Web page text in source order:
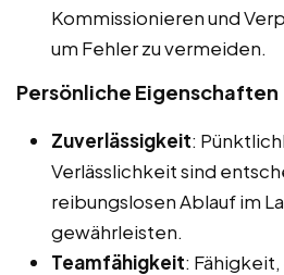
Kommissionieren und
um Fehler zu vermeiden.
Persönliche Eigenschaften
Zuverlässigkeit:
Verlässlichkeit sind
reibungslosen Ablauf im
gewährleisten.
Teamfähigkeit: Fähigkeit,